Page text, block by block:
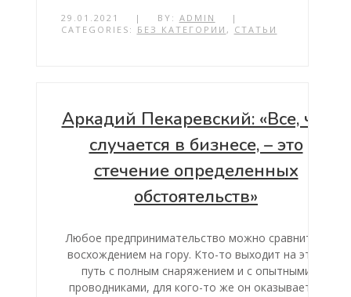
29.01.2021 | BY: ADMIN
|
CATEGORIES: БЕЗ КАТЕГОРИИ , СТАТЬИ
Аркадий Пекаревский: «Все, что
случается в бизнесе, – это
стечение определенных
обстоятельств»
Любое предпринимательство можно сравнить с
восхождением на гору. Кто-то выходит на этот
путь с полным снаряжением и с опытными
проводниками, для кого-то же он оказывается